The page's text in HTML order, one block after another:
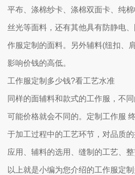
平布、涤棉纱卡、涤棉双面卡、纯
丝光等面料，还有其他具有防静电
作服定制的面料。另外辅料(纽扣、
影响价钱的高低。
工作服定制多少钱?看工艺水准
同样的面辅料和款式的工作服，不
可能价格就会不同的。定制工作服
于加工过程中的工艺环节，对品质
应用、辅料的选用、缝制的工艺、整
以上就是小编为您介绍的工作服定